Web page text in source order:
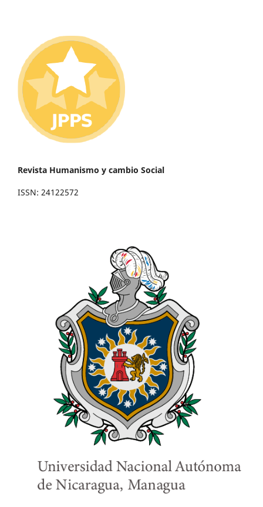
Revista Humanismo y cambio Social
ISSN: 24122572